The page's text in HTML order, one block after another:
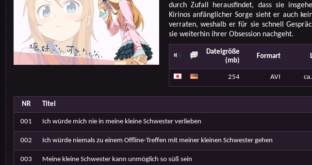
durch Zufall herausfindet, dass sie
Kirinos anfänglicher Sorge sieht er auch
verraten, weshalb er für sie schnell
sie weiterhin ihrer Obsession nachgeht.
Dateigröße
(mb)
Formart
254 AVI
NR Titel
001 Ich würde mich nie in meine kleine Schwester verlieben
002 Ich würde niemals zu einem Offline-Treffen mit meiner kleinen Schwester gehen
003 Meine kleine Schwester kann unmöglich so süß sein